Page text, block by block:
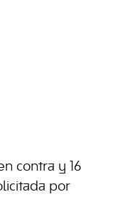
contra y 16
por